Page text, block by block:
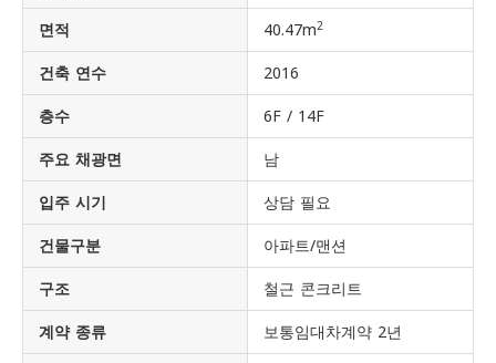
면적 40.47m2
건축 연수 2016
층수 6F / 14F
주요 채광면 남
입주 시기 상담 필요
건물구분 아파트/맨션
구조 철근 콘크리트
계약 종류 보통임대차계약 2년